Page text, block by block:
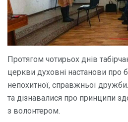
Протягом чотирьох днів
церкви духовні настанови про
непохитної, справжньої
та дізнавалися про принципи
з волонтером.